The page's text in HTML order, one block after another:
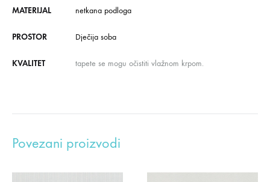
MATERIJAL netkana podloga
PROSTOR Dječija soba
KVALITET tapete se mogu očistiti vlažnom krpom.
Povezani proizvodi